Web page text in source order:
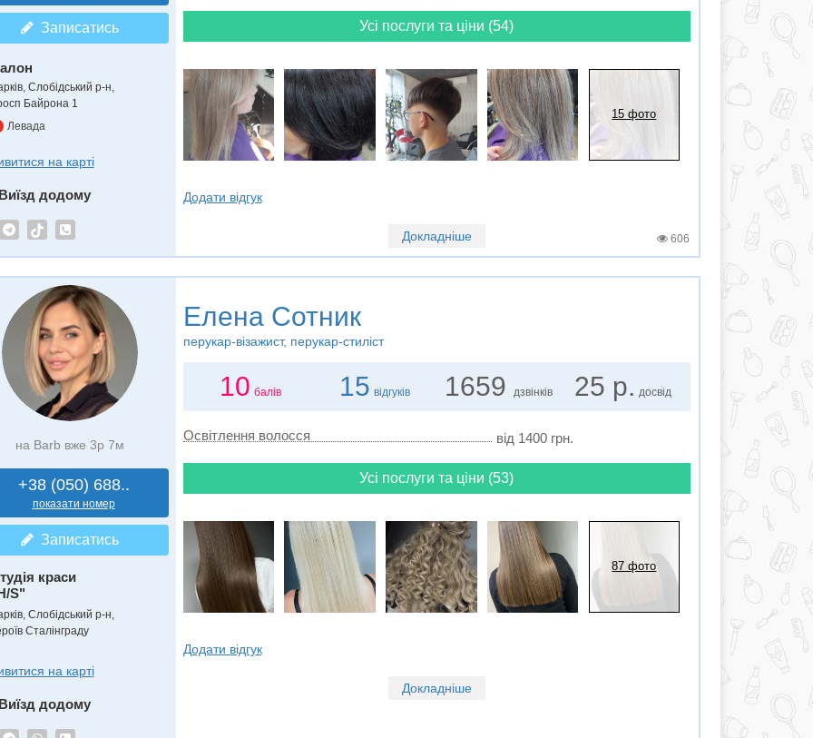
Записатись
Слобідський р-н,
Байрона 1
Левада
на карті
додому
Усі послуги та ціни (54)
15 фото
Додати відгук
Докладніше 606
на Barb вже 3р 7м
+38 (050) 688..
показати номер
Записатись
краси
S"
Слобідський р-н,
Сталінграду
на карті
додому
Елена Сотник
перукар-візажист, перукар-стиліст
10 балів 15 відгуків 1659 дзвінків 25 р. досвід
Освітлення волосся від 1400 грн.
Усі послуги та ціни (53)
87 фото
Додати відгук
Докладніше